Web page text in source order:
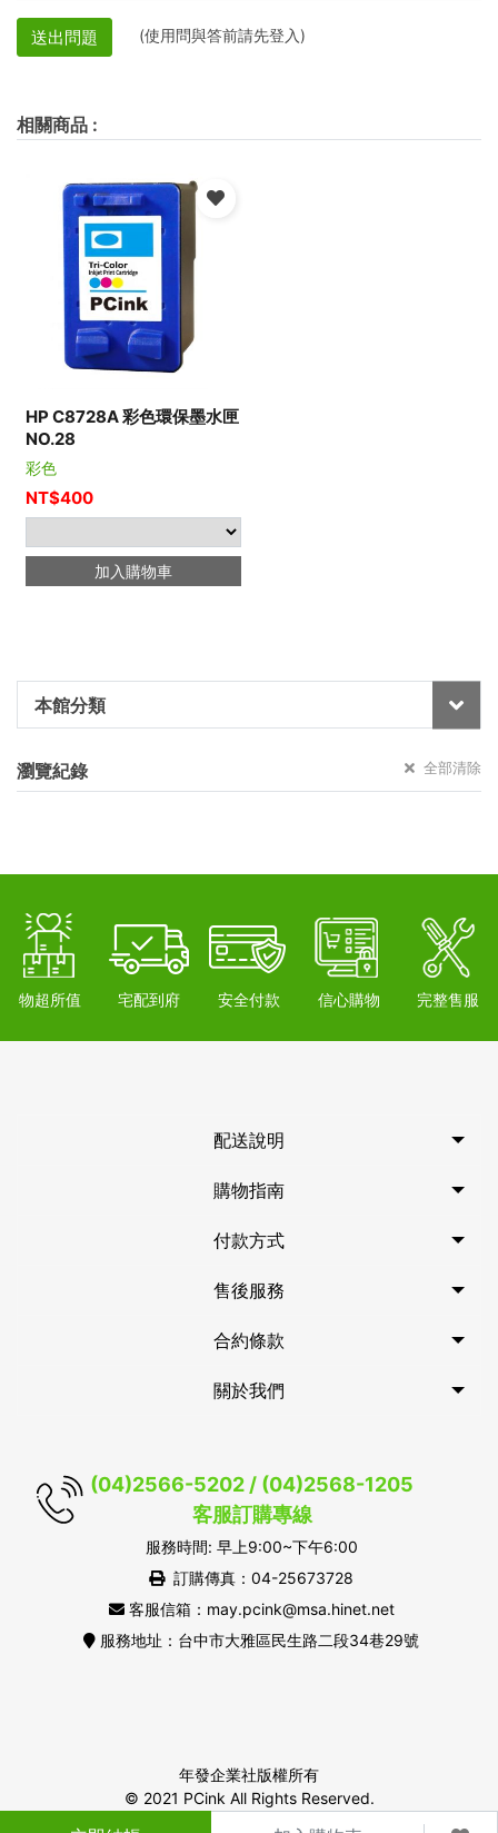
本館分類
瀏覽紀錄 全部清除
送出問題 (使用問與答前請先登入)
相關商品 :
HP C8728A 彩色環保墨水匣
NO.28
彩色
NT$400
加入購物車
物超所值 宅配到府 安全付款 信心購物 完整售服
配送說明
購物指南
付款方式
售後服務
合約條款
關於我們
(04)2566-5202 / (04)2568-1205
客服訂購專線
服務時間: 早上9:00~下午6:00
訂購傳真：04-25673728
客服信箱：may.pcink@msa.hinet.net
服務地址：台中市大雅區民生路二段34巷29號
年發企業社版權所有
© 2021 PCink All Rights Reserved.